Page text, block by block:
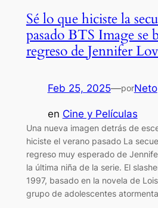
Sé lo que hiciste la
pasado BTS Image se
regreso de Jennifer
Feb 25, 2025—porNeto
en Cine y Películas
Una nueva imagen detrás de
hiciste el verano pasado La
regreso muy esperado de
la última niña de la serie. El
1997, basado en la novela de
grupo de adolescentes